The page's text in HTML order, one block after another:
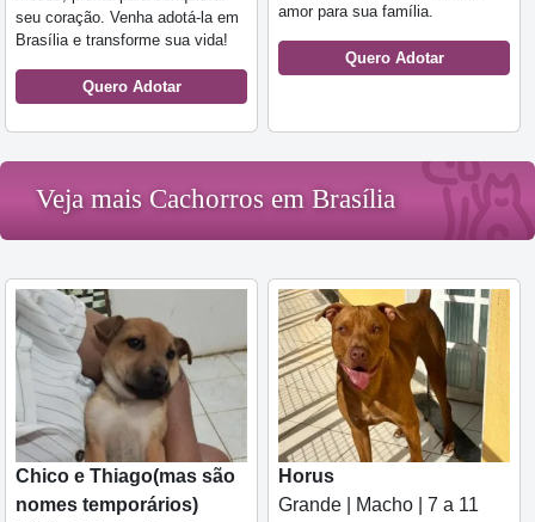
seu coração. Venha adotá-la em
Brasília e transforme sua vida!
Quero Adotar
amor para sua família.
Quero Adotar
Veja mais Cachorros em Brasília
Chico e Thiago(mas são
nomes temporários)
Horus
Grande | Macho | 7 a 11